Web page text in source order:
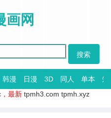
画网
韩漫 日漫 3D 同人 单本
短
，最新 tpmh3.com tpmh.xyz